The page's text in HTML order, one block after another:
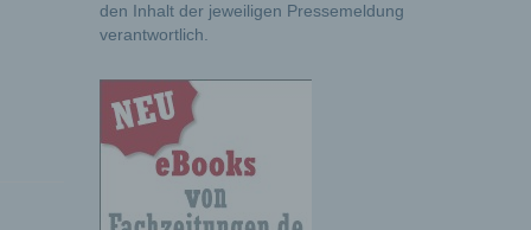
den Inhalt der jeweiligen Pressemeldung
verantwortlich.